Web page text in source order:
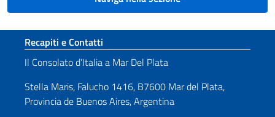
Sezione footer
Recapiti e Contatti
Il Consolato d’Italia a Mar Del Plata
Stella Maris, Falucho 1416, B7600 Mar del Plata,
Provincia de Buenos Aires, Argentina